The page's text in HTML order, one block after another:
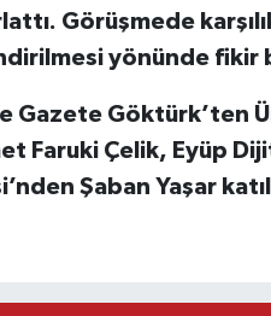
Görüşmede
yönünde fikir
Gazete Göktürk’ten
Faruki Çelik, Eyüp
Şaban Yaşar